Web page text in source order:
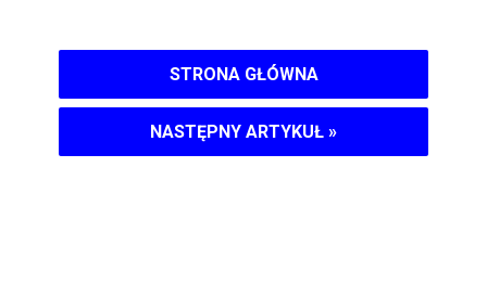
STRONA GŁÓWNA
NASTĘPNY ARTYKUŁ »